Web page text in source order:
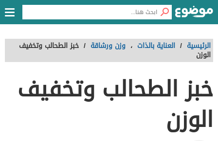
الرئيسية / العناية بالذات ، وزن ورشاقة / خبز الطحالب وتخفيف
الوزن
خبز الطحالب وتخفيف
الوزن